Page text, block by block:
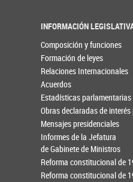
INFORMACIÓN
Composición y funciones
Formación de leyes
Relaciones Internacionales
Acuerdos
Estadísticas parlamentarias
Obras declaradas de
Mensajes presidenciales
Informes de la Jefatura
de Gabinete de Ministros
Reforma constitucional de
Reforma constitucional de